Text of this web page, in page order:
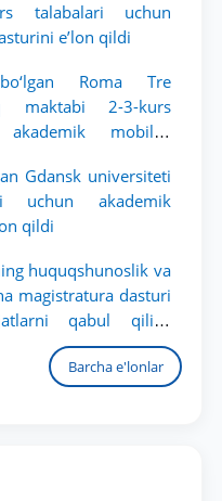
talabalari uchun
e’lon qildi
Roma Tre
maktabi 2-3-kurs
mobillik
Gdansk universiteti
uchun akademik
qildi
huquqshunoslik va
magistratura dasturi
qabul qilish
Barcha e'lonlar